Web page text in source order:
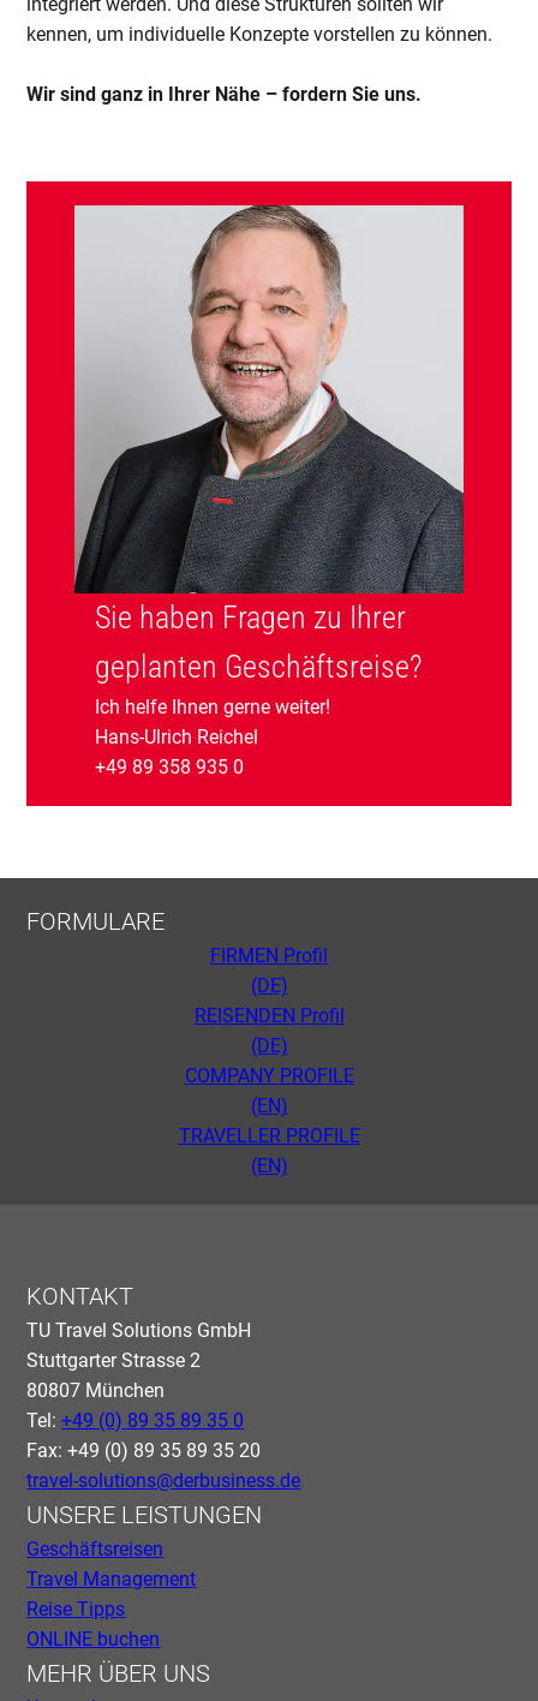
kennen, um individuelle Konzepte vorstellen zu können.
Wir sind ganz in Ihrer Nähe – fordern Sie uns.
Sie haben Fragen zu Ihrer
geplanten Geschäftsreise?
Ich helfe Ihnen gerne weiter!
Hans-Ulrich Reichel
+49 89 358 935 0
FORMULARE
FIRMEN Profil
(DE)
REISENDEN Profil
(DE)
COMPANY PROFILE
(EN)
TRAVELLER PROFILE
(EN)
KONTAKT
TU Travel Solutions GmbH
Stuttgarter Strasse 2
80807 München
Tel:+49 (0) 89 35 89 35 0
Fax: +49 (0) 89 35 89 35 20
travel-solutions@derbusiness.de
UNSERE LEISTUNGEN
Geschäftsreisen
Travel Management
Reise Tipps
ONLINE buchen
MEHR ÜBER UNS